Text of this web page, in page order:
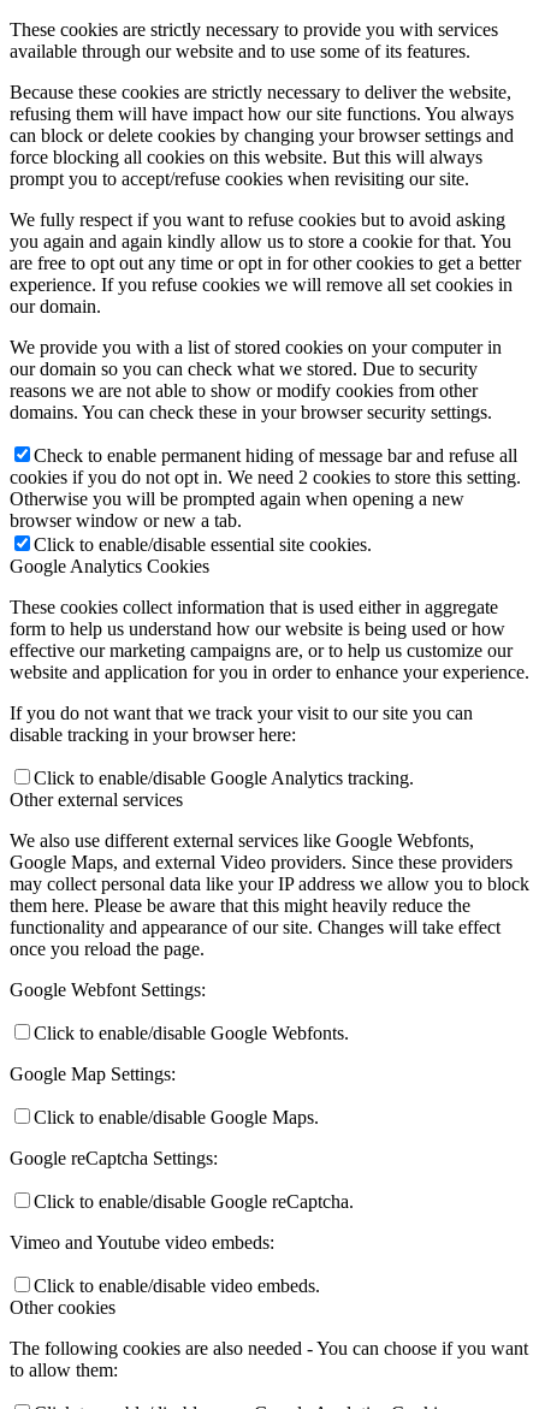
These cookies are strictly necessary to provide you with services
available through our website and to use some of its features.
Because these cookies are strictly necessary to deliver the website,
refusing them will have impact how our site functions. You always
can block or delete cookies by changing your browser settings and
force blocking all cookies on this website. But this will always
prompt you to accept/refuse cookies when revisiting our site.
We fully respect if you want to refuse cookies but to avoid asking
you again and again kindly allow us to store a cookie for that. You
are free to opt out any time or opt in for other cookies to get a better
experience. If you refuse cookies we will remove all set cookies in
our domain.
We provide you with a list of stored cookies on your computer in
our domain so you can check what we stored. Due to security
reasons we are not able to show or modify cookies from other
domains. You can check these in your browser security settings.
Check to enable permanent hiding of message bar and refuse all
cookies if you do not opt in. We need 2 cookies to store this setting.
Otherwise you will be prompted again when opening a new
browser window or new a tab.
Click to enable/disable essential site cookies.
Google Analytics Cookies
These cookies collect information that is used either in aggregate
form to help us understand how our website is being used or how
effective our marketing campaigns are, or to help us customize our
website and application for you in order to enhance your experience.
If you do not want that we track your visit to our site you can
disable tracking in your browser here:
Click to enable/disable Google Analytics tracking.
Other external services
We also use different external services like Google Webfonts,
Google Maps, and external Video providers. Since these providers
may collect personal data like your IP address we allow you to block
them here. Please be aware that this might heavily reduce the
functionality and appearance of our site. Changes will take effect
once you reload the page.
Google Webfont Settings:
Click to enable/disable Google Webfonts.
Google Map Settings:
Click to enable/disable Google Maps.
Google reCaptcha Settings:
Click to enable/disable Google reCaptcha.
Vimeo and Youtube video embeds:
Click to enable/disable video embeds.
Other cookies
The following cookies are also needed - You can choose if you want
to allow them: